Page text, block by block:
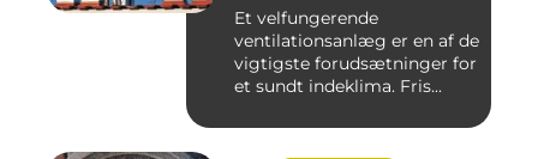
Et velfungerende
ventilationsanlæg er en af de
vigtigste forudsætninger for
et sundt indeklima. Fris...